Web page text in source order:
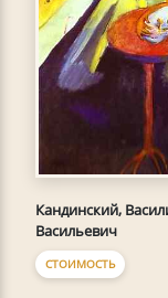
Кандинский,
Васильевич
СТОИМОСТЬ